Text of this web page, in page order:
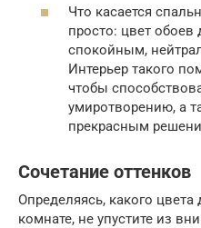
Что касается
просто: цвет
спокойным,
Интерьер такого
чтобы
умиротворению, а
прекрасным
Сочетание оттенков
Определяясь, какого
комнате, не упустите из